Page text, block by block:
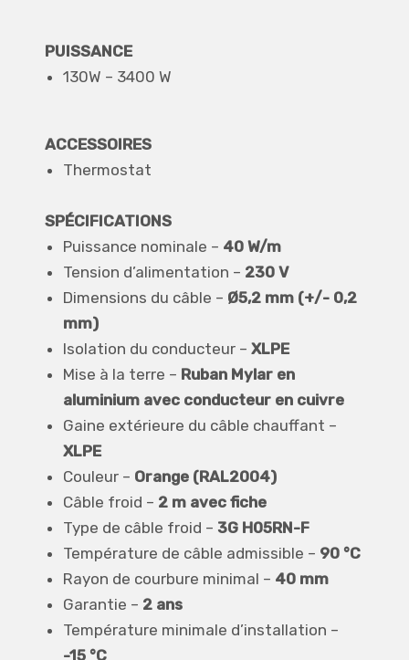
PUISSANCE
130W – 3400 W
ACCESSOIRES
Thermostat
SPÉCIFICATIONS
Puissance nominale – 40 W/m
Tension d’alimentation – 230 V
Dimensions du câble – Ø5,2 mm (+/- 0,2
mm)
Isolation du conducteur – XLPE
Mise à la terre – Ruban Mylar en
aluminium avec conducteur en cuivre
Gaine extérieure du câble chauffant –
XLPE
Couleur – Orange (RAL2004)
Câble froid – 2 m avec fiche
Type de câble froid – 3G H05RN-F
Température de câble admissible – 90 °C
Rayon de courbure minimal – 40 mm
Garantie – 2 ans
Température minimale d’installation –
-15 °C